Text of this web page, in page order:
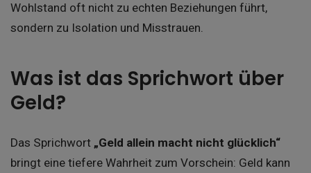
Wohlstand oft nicht zu echten Beziehungen führt,
sondern zu Isolation und Misstrauen.
Was ist das Sprichwort über
Geld?
Das Sprichwort „Geld allein macht nicht glücklich“
bringt eine tiefere Wahrheit zum Vorschein: Geld kann